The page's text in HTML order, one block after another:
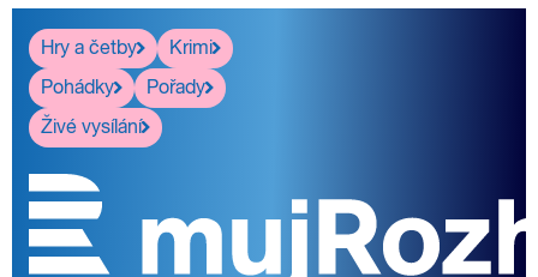
Hry a četby
Krimi
Pohádky
Pořady
Živé vysílání